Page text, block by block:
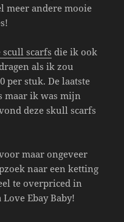
meer andere mooie
scarfs die ik ook
als ik zou
per stuk. De laatste
maar ik was mijn
deze skull scarfs
maar ongeveer
naar een ketting
te overpriced in
Ebay Baby!